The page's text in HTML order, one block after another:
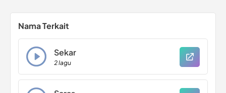
Nama Terkait
Sekar
2 lagu